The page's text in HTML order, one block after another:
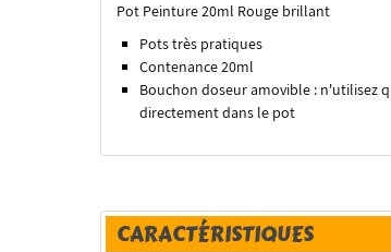
Pot Peinture 20ml Rouge brillant
Pots très pratiques
Contenance 20ml
Bouchon doseur amovible : n'utilisez
directement dans le pot
CARACTÉRISTIQUES